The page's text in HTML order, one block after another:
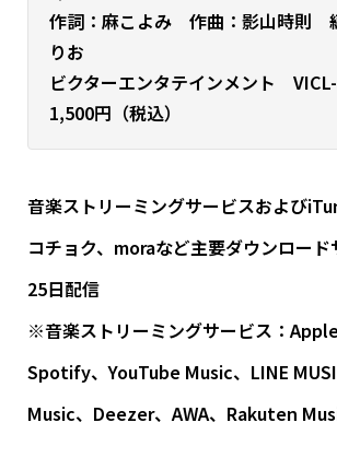
作詞：麻こよみ 作曲：影山時則
りお
ビクターエンタテインメント
1,500円（税込）
音楽ストリーミングサービスおよび
コチョク、moraなど主要ダウンロード
25日配信
※音楽ストリーミングサービス：Apple
Spotify、YouTube Music、LINE
Music、Deezer、AWA、Rakuten